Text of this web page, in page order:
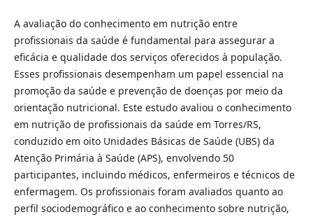
A avaliação do conhecimento em nutrição entre
profissionais da saúde é fundamental para assegurar a
eficácia e qualidade dos serviços oferecidos à população.
Esses profissionais desempenham um papel essencial na
promoção da saúde e prevenção de doenças por meio da
orientação nutricional. Este estudo avaliou o conhecimento
em nutrição de profissionais da saúde em Torres/RS,
conduzido em oito Unidades Básicas de Saúde (UBS) da
Atenção Primária à Saúde (APS), envolvendo 50
participantes, incluindo médicos, enfermeiros e técnicos de
enfermagem. Os profissionais foram avaliados quanto ao
perfil sociodemográfico e ao conhecimento sobre nutrição,